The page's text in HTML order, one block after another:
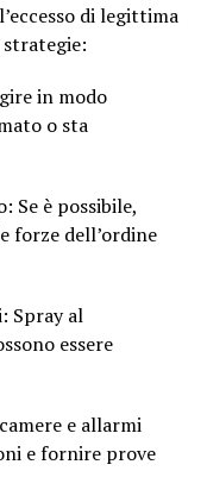
di legittima
in modo
o sta
Se è possibile,
forze dell’ordine
Spray al
essere
e allarmi
e fornire prove